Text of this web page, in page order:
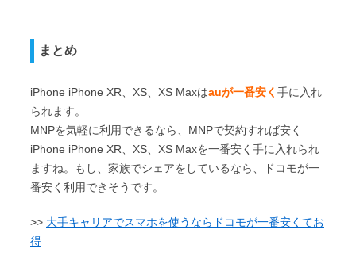
まとめ
iPhone iPhone XR、XS、XS Maxはauが一番安く 手に入れ
られます。
MNPを気軽に利用できるなら、MNPで契約すれば安く
iPhone iPhone XR、XS、XS Maxを一番安く手に入れられ
ますね。もし、家族でシェアをしているなら、ドコモが一
番安く利用できそうです。
>> 大手キャリアでスマホを使うならドコモが一番安くてお
得